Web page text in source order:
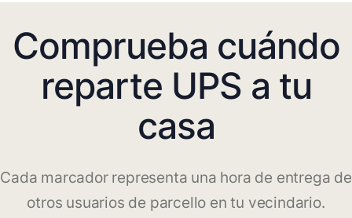
Comprueba cuándo
reparte UPS a tu
casa
Cada marcador representa una hora de entrega de
otros usuarios de parcello en tu vecindario.